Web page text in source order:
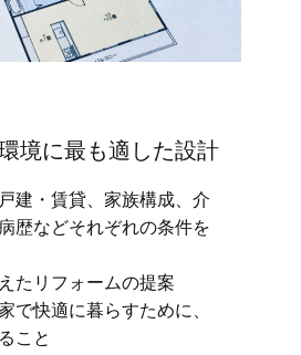
境に最も適した設計
建・賃貸、家族構成、介
歴などそれぞれの条件を
たリフォームの提案
で快適に暮らすために、
こと